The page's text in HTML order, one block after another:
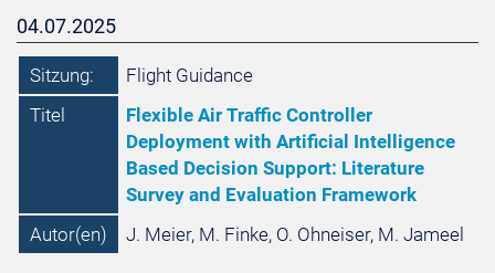
04.07.2025
Sitzung:
Flight Guidance
Titel
Flexible Air Traffic Controller
Deployment with Artificial Intelligence
Based Decision Support: Literature
Survey and Evaluation Framework
Autor(en)
J. Meier, M. Finke, O. Ohneiser, M. Jameel